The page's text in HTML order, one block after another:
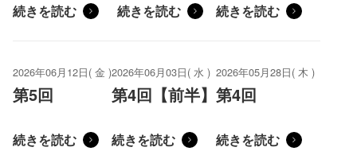
続きを読む 続きを読む 続きを読む
2026年06月12日( 金 )
第5回
続きを読む
2026年06月03日( 水 )
第4回【前半】
続きを読む
2026年05月28日( 木 )
第4回
続きを読む